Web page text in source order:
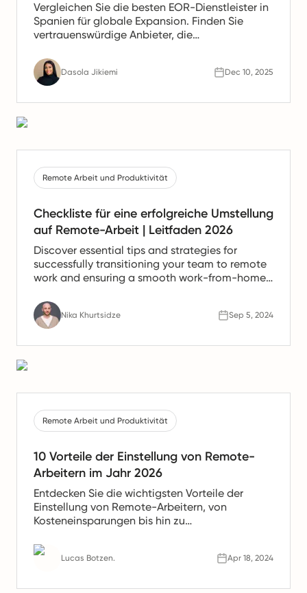
Vergleichen Sie die besten EOR-Dienstleister in
Spanien für globale Expansion. Finden Sie
vertrauenswürdige Anbieter, die
Unterstützung für spanische Teams anbieten.
Dasola Jikiemi Dec 10, 2025
Remote Arbeit und Produktivität
Checkliste für eine erfolgreiche Umstellung
auf Remote-Arbeit | Leitfaden 2026
Discover essential tips and strategies for
successfully transitioning your team to remote
work and ensuring a smooth work-from-home
Nika Khurtsidze Sep 5, 2024
Remote Arbeit und Produktivität
10 Vorteile der Einstellung von Remote-
Arbeitern im Jahr 2026
Entdecken Sie die wichtigsten Vorteile der
Einstellung von Remote-Arbeitern, von
Kosteneinsparungen bis hin zu
Remote-Teams die Zukunft der Arbeit sind.
Lucas Botzen. Apr 18, 2024